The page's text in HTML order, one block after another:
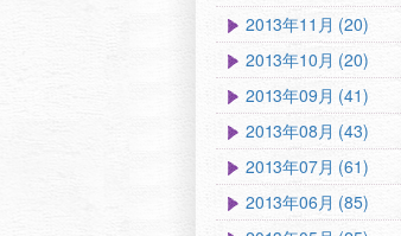
2013年11月 (20)
2013年10月 (20)
2013年09月 (41)
2013年08月 (43)
2013年07月 (61)
2013年06月 (85)